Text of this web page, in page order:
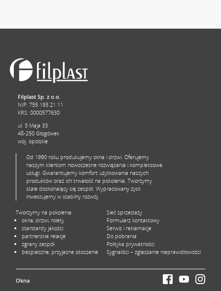
Filplast Sp. z o.o.
NIP: 755 193 21 11
KRS: 0000577630
ul. 3 Maja 33
48-250 Głogówek
woj. opolskie
Od 1990 roku produkujemy okna i drzwi. Oferujemy
naszym klientom nowoczesne rozwiązania i kompleksowe
usługi. Gwarantujemy komfort użytkowania naszych
produktów oraz ich trwałość na pokolenia. Tworzymy
stale doskonalący się zespół. Wypracowany zysk
inwestujemy w stabilny rozwój.
Tworzymy na pokolenia
okna, drzwi, rolety
standardy jakości
partnerskie relacje
zgrany zespół
bezpieczne, przyjazne otoczenie
Sieć sprzedaży
Formularz kontaktowy
Serwis i reklamacje
Do pobrania
Polityka prywatności
Sygnaliści – zgłaszanie nieprawidłowości
Okna